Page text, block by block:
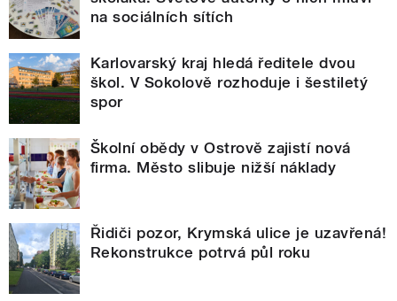
na sociálních sítích
Karlovarský kraj hledá ředitele dvou
škol. V Sokolově rozhoduje i šestiletý
spor
Školní obědy v Ostrově zajistí nová
firma. Město slibuje nižší náklady
Řidiči pozor, Krymská ulice je uzavřená!
Rekonstrukce potrvá půl roku